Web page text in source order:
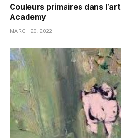
Couleurs primaires dans
Academy
MARCH 20, 2022